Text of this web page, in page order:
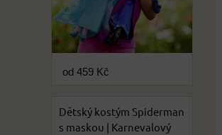
od 459 Kč
Dětský kostým Spiderman
s maskou | Karnevalový